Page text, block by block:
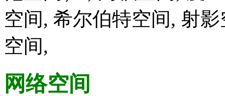
空间, 希尔伯特空间, 射
空间,
网络空间